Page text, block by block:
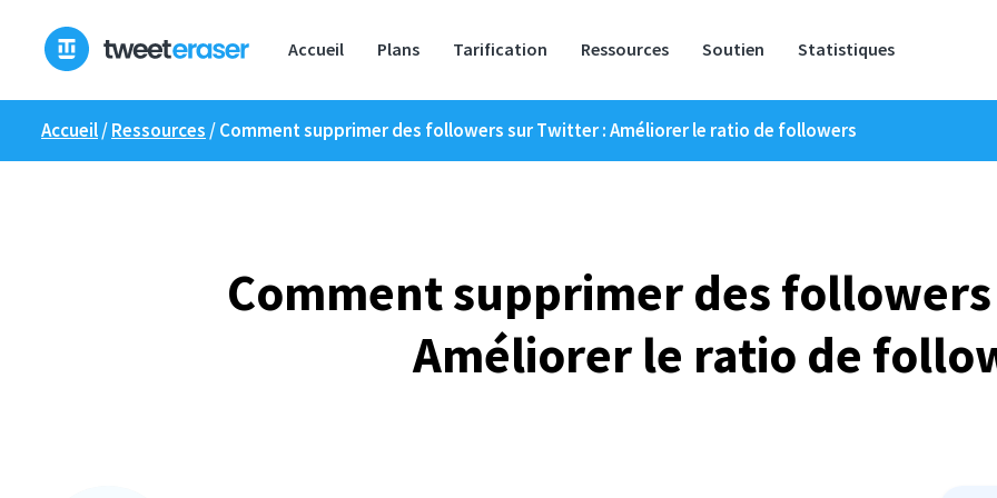
content
Accueil Plans Tarification Ressources Soutien Statistiques
Accueil/Ressources /Comment supprimer des followers sur Twitter : Améliorer le ratio de followers
Comment supprimer des
Améliorer le ratio de